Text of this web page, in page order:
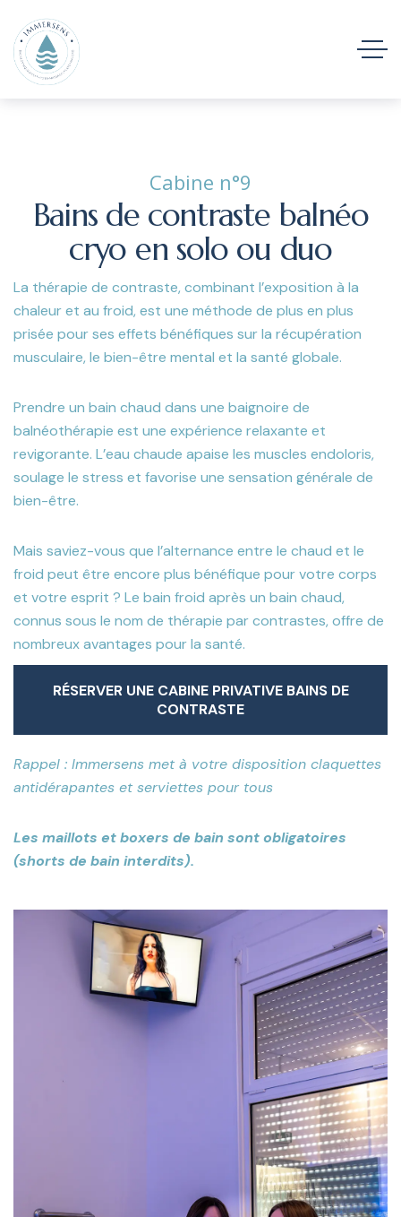
Cabine n°9
Bains de contraste balnéo
cryo en solo ou duo
La thérapie de contraste, combinant l’exposition à la
chaleur et au froid, est une méthode de plus en plus
prisée pour ses effets bénéfiques sur la récupération
musculaire, le bien-être mental et la santé globale.
Prendre un bain chaud dans une baignoire de
balnéothérapie est une expérience relaxante et
revigorante. L’eau chaude apaise les muscles endoloris,
soulage le stress et favorise une sensation générale de
bien-être.
Mais saviez-vous que l’alternance entre le chaud et le
froid peut être encore plus bénéfique pour votre corps
et votre esprit ? Le bain froid après un bain chaud,
connus sous le nom de thérapie par contrastes, offre de
nombreux avantages pour la santé.
RÉSERVER UNE CABINE PRIVATIVE BAINS DE
CONTRASTE
RÉSERVER UNE CABINE PRIVATIVE BAINS DE
Rappel : Immersens met à votre disposition claquettes
antidérapantes et serviettes pour tous
Les maillots et boxers de bain sont obligatoires
(shorts de bain interdits).